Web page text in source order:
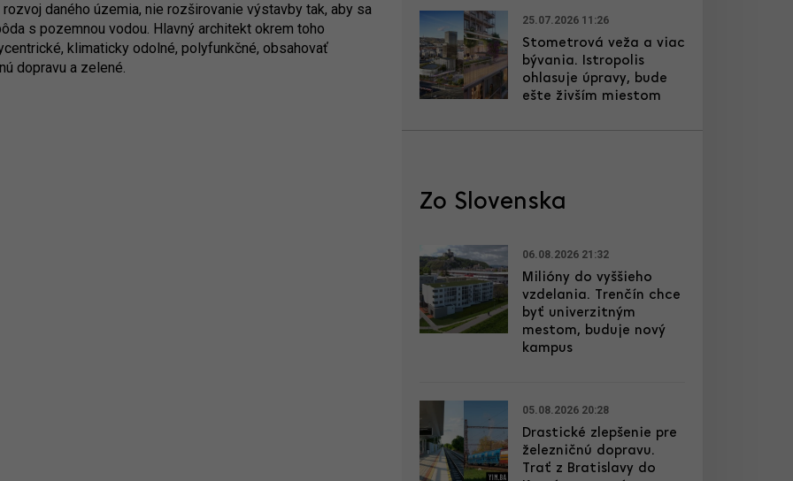
daného územia, nie rozširovanie výstavby tak, aby sa
s pozemnou vodou. Hlavný architekt okrem toho
klimaticky odolné, polyfunkčné, obsahovať
dopravu a zelené.
25.07.2026 11:26
Stometrová veža a viac
bývania. Istropolis
ohlasuje úpravy, bude
ešte živším miestom
Zo Slovenska
06.08.2026 21:32
Milióny do vyššieho
vzdelania. Trenčín chce
byť univerzitným
mestom, buduje nový
kampus
05.08.2026 20:28
Drastické zlepšenie pre
železničnú dopravu.
Trať z Bratislavy do